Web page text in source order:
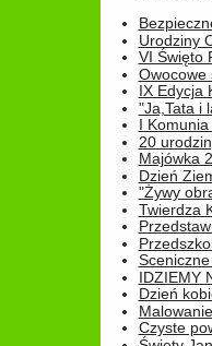
Urodziny
VI Święto
Owocowe
IX Edycja
"Ja,Tata i
I
20
Majówka
Dzień
"Żywy
Twierdza
IDZIEMY
Dzień
Czyste